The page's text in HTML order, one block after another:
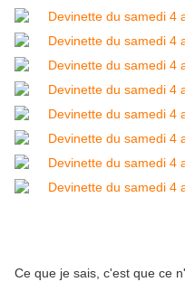
Ce que je sais, c'est que ce